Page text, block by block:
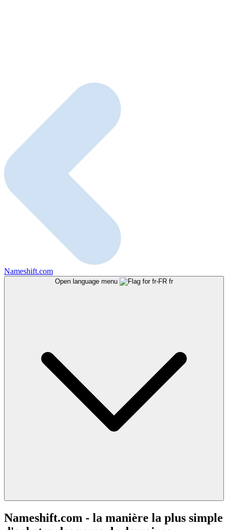
Nameshift.com
Open language menu fr
Nameshift.com - la manière la plus simple